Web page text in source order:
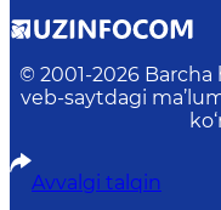
© 2001-2026
veb-saytdagi
Avvalgi talqin